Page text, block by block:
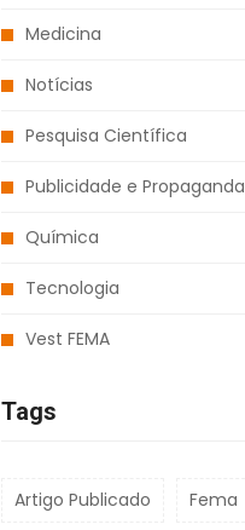
Medicina
Notícias
Pesquisa Científica
Publicidade e Propaganda
Química
Tecnologia
Vest FEMA
Tags
Artigo Publicado Fema